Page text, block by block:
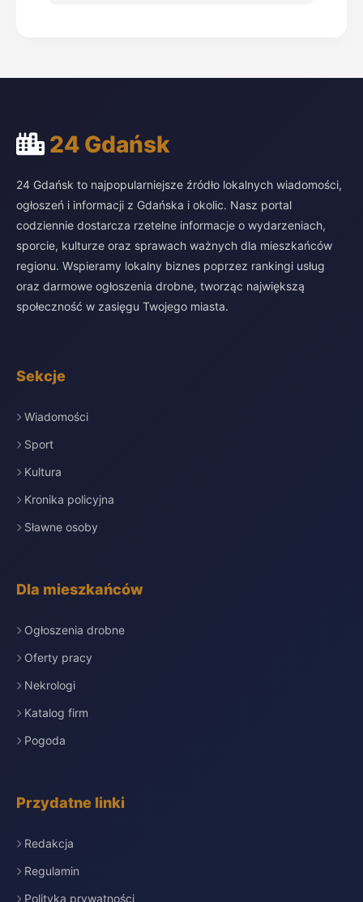
24 Gdańsk
24 Gdańsk to najpopularniejsze źródło lokalnych wiadomości,
ogłoszeń i informacji z Gdańska i okolic. Nasz portal
codziennie dostarcza rzetelne informacje o wydarzeniach,
sporcie, kulturze oraz sprawach ważnych dla mieszkańców
regionu. Wspieramy lokalny biznes poprzez rankingi usług
oraz darmowe ogłoszenia drobne, tworząc największą
społeczność w zasięgu Twojego miasta.
Sekcje
Wiadomości
Sport
Kultura
Kronika policyjna
Sławne osoby
Dla mieszkańców
Ogłoszenia drobne
Oferty pracy
Nekrologi
Katalog firm
Pogoda
Przydatne linki
Redakcja
Regulamin
Polityka prywatności